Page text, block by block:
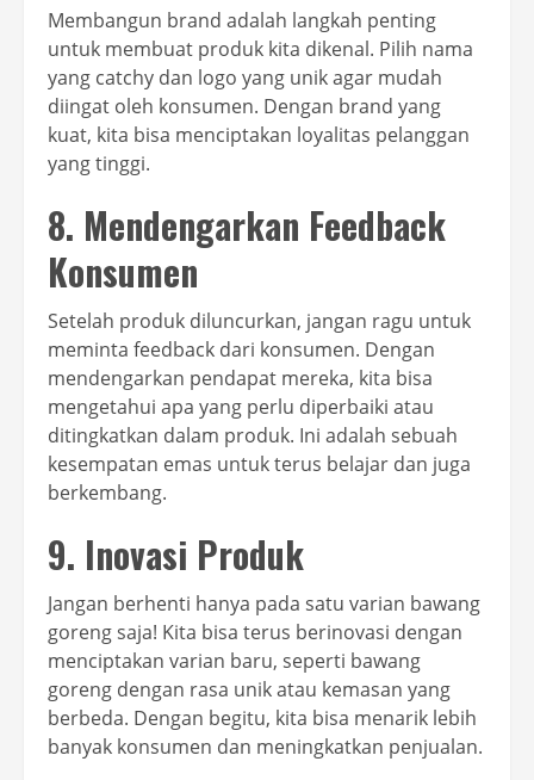
Membangun brand adalah langkah penting
untuk membuat produk kita dikenal. Pilih nama
yang catchy dan logo yang unik agar mudah
diingat oleh konsumen. Dengan brand yang
kuat, kita bisa menciptakan loyalitas pelanggan
yang tinggi.
8. Mendengarkan Feedback
Konsumen
Setelah produk diluncurkan, jangan ragu untuk
meminta feedback dari konsumen. Dengan
mendengarkan pendapat mereka, kita bisa
mengetahui apa yang perlu diperbaiki atau
ditingkatkan dalam produk. Ini adalah sebuah
kesempatan emas untuk terus belajar dan juga
berkembang.
9. Inovasi Produk
Jangan berhenti hanya pada satu varian bawang
goreng saja! Kita bisa terus berinovasi dengan
menciptakan varian baru, seperti bawang
goreng dengan rasa unik atau kemasan yang
berbeda. Dengan begitu, kita bisa menarik lebih
banyak konsumen dan meningkatkan penjualan.